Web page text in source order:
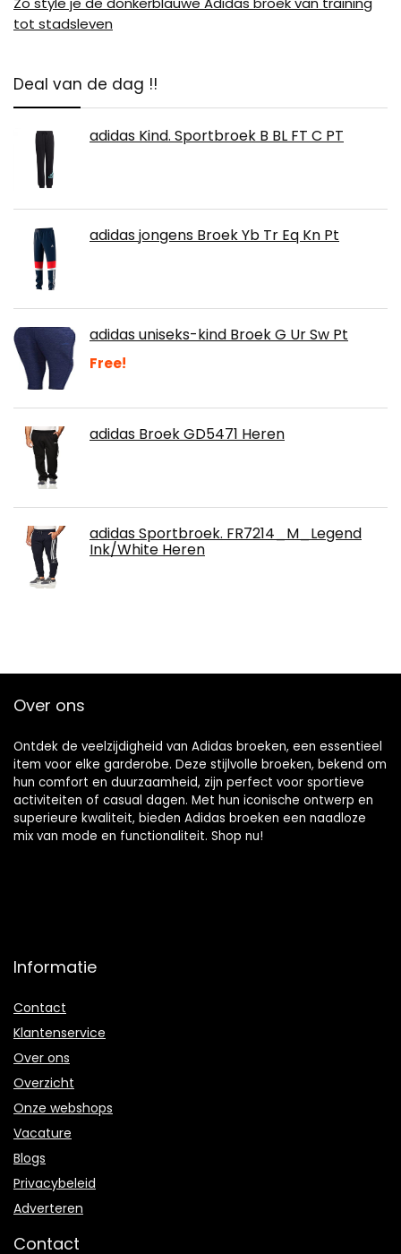
tot stadsleven
Deal van de dag !!
adidas Kind. Sportbroek B BL FT C PT
adidas jongens Broek Yb Tr Eq Kn Pt
adidas uniseks-kind Broek G Ur Sw Pt
Free!
adidas Broek GD5471 Heren
adidas Sportbroek. FR7214_M_Legend
Ink/White Heren
Over ons
Ontdek de veelzijdigheid van Adidas broeken, een essentieel
item voor elke garderobe. Deze stijlvolle broeken, bekend om
hun comfort en duurzaamheid, zijn perfect voor sportieve
activiteiten of casual dagen. Met hun iconische ontwerp en
superieure kwaliteit, bieden Adidas broeken een naadloze
mix van mode en functionaliteit. Shop nu!
Informatie
Contact
Klantenservice
Over ons
Overzicht
Onze webshops
Vacature
Blogs
Privacybeleid
Adverteren
Contact